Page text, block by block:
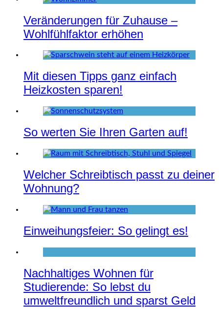
Veränderungen für Zuhause –
Wohlfühlfaktor erhöhen
Mit diesen Tipps ganz einfach
Heizkosten sparen!
So werten Sie Ihren Garten auf!
Welcher Schreibtisch passt zu deiner
Wohnung?
Einweihungsfeier: So gelingt es!
Nachhaltiges Wohnen für
Studierende: So lebst du
umweltfreundlich und sparst Geld